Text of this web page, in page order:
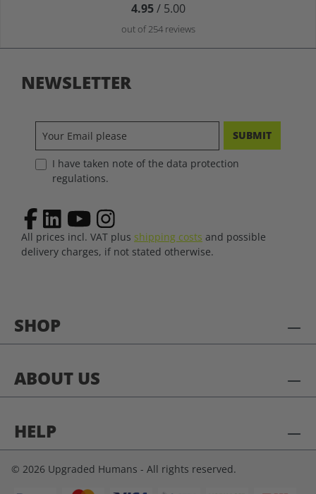
4.95/ 5.00
out of 254 reviews
SHOP
ABOUT US
HELP
NEWSLETTER
SUBMIT
I have taken note of the data protection
regulations.
All prices incl. VAT plus shipping costs and possible
delivery charges, if not stated otherwise.
© 2026 Upgraded Humans - All rights reserved.